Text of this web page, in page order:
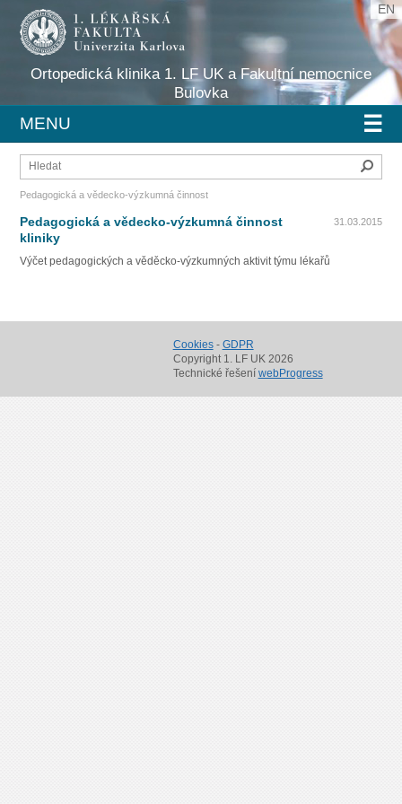
Ortopedická klinika 1. LF UK a Fakultní nemocnice
Bulovka
EN
☰
MENU
Pedagogická a vědecko-výzkumná činnost
31.03.2015
Pedagogická a vědecko-výzkumná činnost
kliniky
Výčet pedagogických a věděcko-výzkumných aktivit týmu lékařů
Cookies- GDPR
Copyright 1. LF UK 2026
Technické řešení webProgress